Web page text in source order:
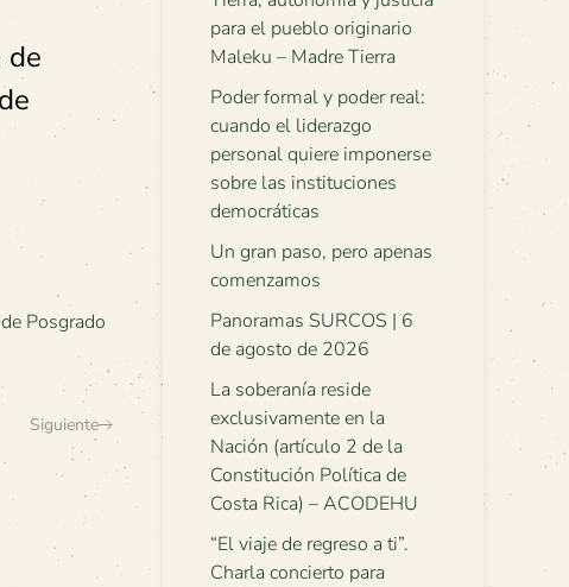
de
Posgrado
Siguiente
para el pueblo originario
Maleku – Madre Tierra
Poder formal y poder real:
cuando el liderazgo
personal quiere imponerse
sobre las instituciones
democráticas
Un gran paso, pero apenas
comenzamos
Panoramas SURCOS | 6
de agosto de 2026
La soberanía reside
exclusivamente en la
Nación (artículo 2 de la
Constitución Política de
Costa Rica) – ACODEHU
“El viaje de regreso a ti”.
Charla concierto para